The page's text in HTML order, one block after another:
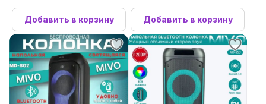
Добавить в корзину Добавить в корзину